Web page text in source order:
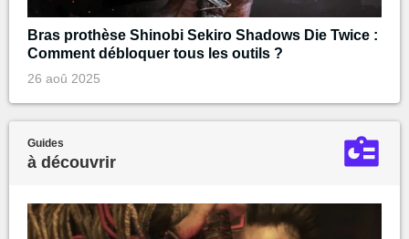
Bras prothèse Shinobi Sekiro Shadows Die Twice :
Comment débloquer tous les outils ?
26 aoû 2025
Guides
à découvrir